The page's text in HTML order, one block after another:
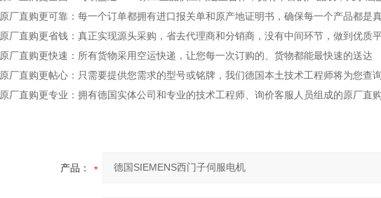
原厂直购更可靠：每一个订单都拥有进口报关单和原产地证明书，确保每一个产品都是
原厂直购更省钱：真正实现源头采购，省去代理商和分销商，没有中间环节，做到优质
原厂直购更快速：所有货物采用空运快递，让您每一次订购的、货物都能最快速的送达
原厂直购更帖心：只需要提供您需求的型号或铭牌，我们德国本土技术工程师将为您查
原厂直购更专业：拥有德国实体公司和专业的技术工程师、询价客服人员组成的原厂直
产品：